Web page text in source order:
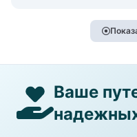
Ваше